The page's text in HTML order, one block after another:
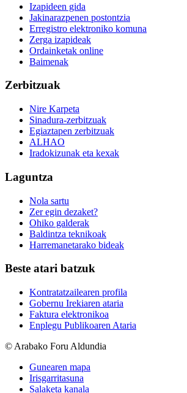
Izapideen gida
Jakinarazpenen postontzia
Erregistro elektroniko komuna
Zerga izapideak
Ordainketak online
Baimenak
Zerbitzuak
Nire Karpeta
Sinadura-zerbitzuak
Egiaztapen zerbitzuak
ALHAO
Iradokizunak eta kexak
Laguntza
Nola sartu
Zer egin dezaket?
Ohiko galderak
Baldintza teknikoak
Harremanetarako bideak
Beste atari batzuk
Kontratatzailearen profila
Gobernu Irekiaren ataria
Faktura elektronikoa
Enplegu Publikoaren Ataria
© Arabako Foru Aldundia
Gunearen mapa
Irisgarritasuna
Salaketa kanala